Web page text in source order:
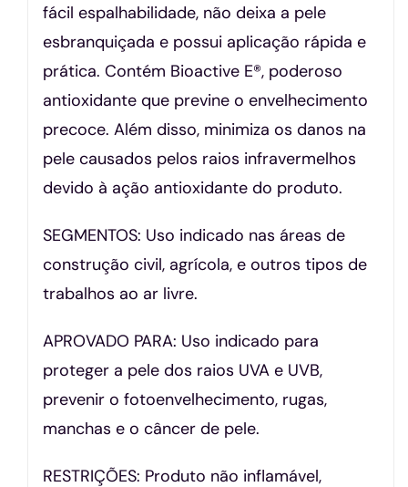
fácil espalhabilidade, não deixa a pele
esbranquiçada e possui aplicação rápida e
prática. Contém Bioactive E®, poderoso
antioxidante que previne o envelhecimento
precoce. Além disso, minimiza os danos na
pele causados pelos raios infravermelhos
devido à ação antioxidante do produto.
SEGMENTOS: Uso indicado nas áreas de
construção civil, agrícola, e outros tipos de
trabalhos ao ar livre.
APROVADO PARA: Uso indicado para
proteger a pele dos raios UVA e UVB,
prevenir o fotoenvelhecimento, rugas,
manchas e o câncer de pele.
RESTRIÇÕES: Produto não inflamável,